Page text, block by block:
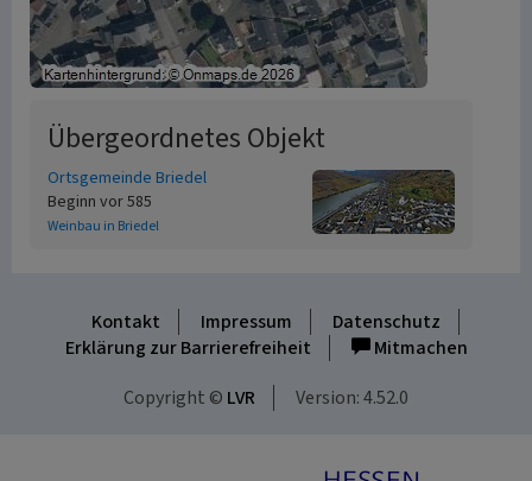
Übergeordnetes Objekt
Ortsgemeinde Briedel
Beginn vor 585
Weinbau in Briedel
Kontakt Impressum
Datenschutz
Erklärung zur Barrierefreiheit
Mitmachen
Copyright © LVR Version: 4.52.0